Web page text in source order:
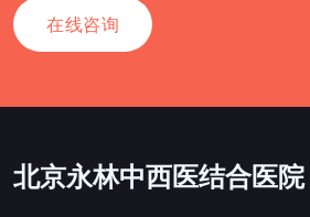
在线咨询
北京永林中西医结合医院